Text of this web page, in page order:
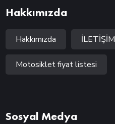
Hakkımızda
Hakkımızda İLETİŞİM
Motosiklet fiyat listesi
Sosyal Medya